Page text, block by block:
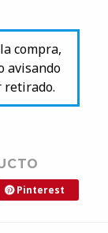
compra,
avisando
retirado.
Pinterest